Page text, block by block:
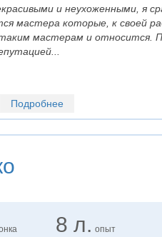
и неухоженными, я
мастера которые, к своей
мастерам и относится.
Подробнее
8 л. опыт